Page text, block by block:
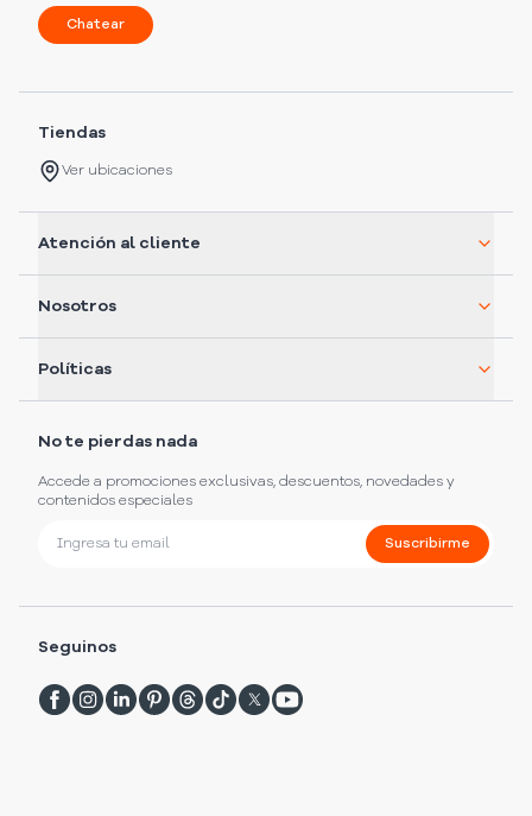
Chatear
Tiendas
Ver ubicaciones
Atención al cliente
Nosotros
Políticas
No te pierdas nada
Accede a promociones exclusivas, descuentos, novedades y
contenidos especiales
Suscribirme
Seguinos